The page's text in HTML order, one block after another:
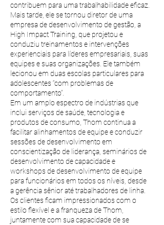
contribuem para uma trabalhabilidade eficaz.
Mais tarde, ele se tornou diretor de uma
empresa de desenvolvimento de gestão, a
High Impact Training, que projetou e
conduziu treinamentos e intervenções
experienciais para líderes empresariais, suas
equipes e suas organizações. Ele também
lecionou em duas escolas particulares para
adolescentes “com problemas de
comportamento”.
Em um amplo espectro de indústrias que
inclui serviços de saúde, tecnologia e
produtos de consumo, Thom continua a
facilitar alinhamentos de equipe e conduzir
sessões de desenvolvimento em
conscientização de liderança, seminários de
desenvolvimento de capacidade e
workshops de desenvolvimento de equipe
para funcionários em todos os níveis, desde
a gerência sênior até trabalhadores de linha.
Os clientes ficam impressionados com o
estilo flexível e a franqueza de Thom,
juntamente com sua capacidade de se